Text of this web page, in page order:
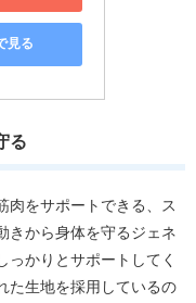
見る
る
肉をサポートできる、ス
きから身体を守るジェネ
っかりとサポートしてく
た生地を採用しているの